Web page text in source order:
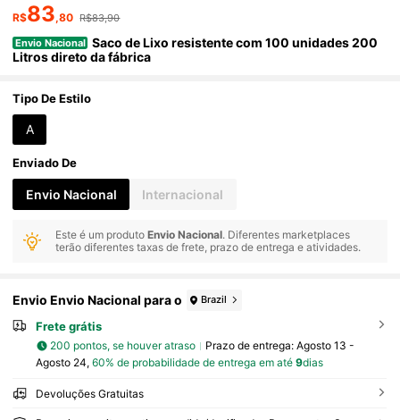
R$83,80 R$83,90
Envio Nacional Saco de Lixo resistente com 100 unidades 200
Litros direto da fábrica
Tipo De Estilo
A
Enviado De
Envio Nacional Internacional
Este é um produtoEnvio Nacional. Diferentes marketplaces
terão diferentes taxas de frete, prazo de entrega e atividades.
Envio Envio Nacional para o Brazil
Frete grátis
200 pontos, se houver atraso Prazo de entrega: Agosto 13 -
Agosto 24, 60% de probabilidade de entrega em até 9dias
Devoluções Gratuitas